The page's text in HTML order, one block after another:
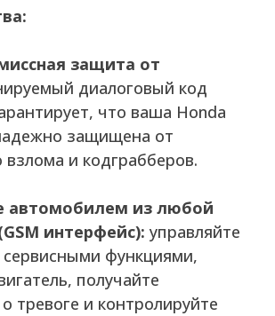
защита от
диалоговый код
что ваша Honda
защищена от
взлома и кодграбберов.
автомобилем из любой
интерфейс): управляйте
функциями,
получайте
тревоге и контролируйте